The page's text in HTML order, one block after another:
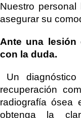
Nuestro
asegurar su
Ante una
con la duda.
Un
recuperación
radiografía ósea
obtenga la